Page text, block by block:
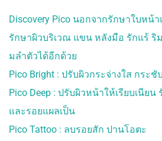
Discovery Pico นอกจากรักษาใบหน้
รักษาผิวบริเวณ แขน หลังมือ รักแร้ ริ
มลําตัวได้อีกด้วย
Pico Bright : ปรับผิวกระจ่างใส กระ
Pico Deep : ปรับผิวหน้าให้เรียบเนีย
และรอยแผลเป็น
Pico Tattoo : ลบรอยสัก ปานโอตะ